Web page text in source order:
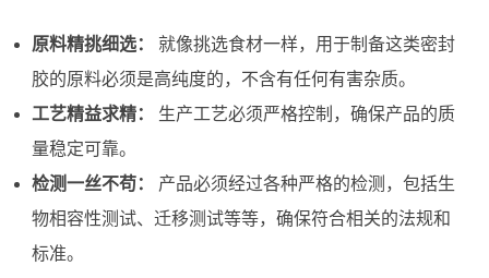
原料精挑细选：
就像挑选食材一样，用于制备这类密封
胶的原料必须是高纯度的，不含有任何有害杂质。
工艺精益求精：
生产工艺必须严格控制，确保产品的质
量稳定可靠。
检测一丝不苟：
产品必须经过各种严格的检测，包括生
物相容性测试、迁移测试等等，确保符合相关的法规和
标准。